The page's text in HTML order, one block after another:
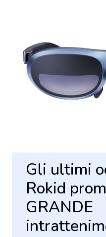
Gli ultimi
Rokid
GRANDE